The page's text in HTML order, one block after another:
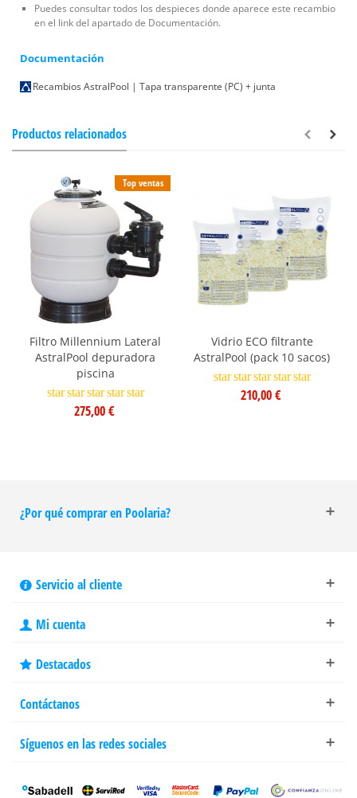
Puedes consultar todos los despieces donde aparece este recambio
en el link del apartado de Documentación.
Documentación
Recambios AstralPool | Tapa transparente (PC) + junta
Productos relacionados
Top ventas
Filtro Millennium Lateral
AstralPool depuradora
piscina
star star star star star
275,00 €
Vidrio ECO filtrante
AstralPool (pack 10 sacos)
star star star star star
210,00 €
¿Por qué comprar en Poolaria?
Servicio al cliente
Mi cuenta
Destacados
Contáctanos
Síguenos en las redes sociales